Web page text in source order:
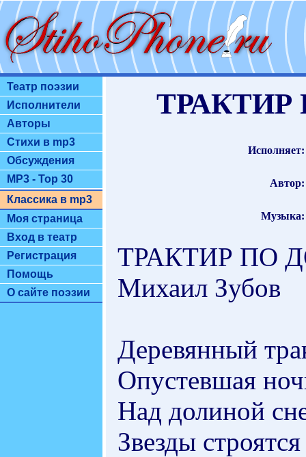
Театр поэзии
Исполнители
Авторы
Стихи в mp3
Обсуждения
MP3 - Top 30
Классика в mp3
Моя страница
Вход в театр
Регистрация
Помощь
О сайте поэзии
Исполняет:
Автор:
Музыка:
ТРАКТИР ПО
Михаил Зубов
Деревянный
Опустевшая
Над долиной
Звезды